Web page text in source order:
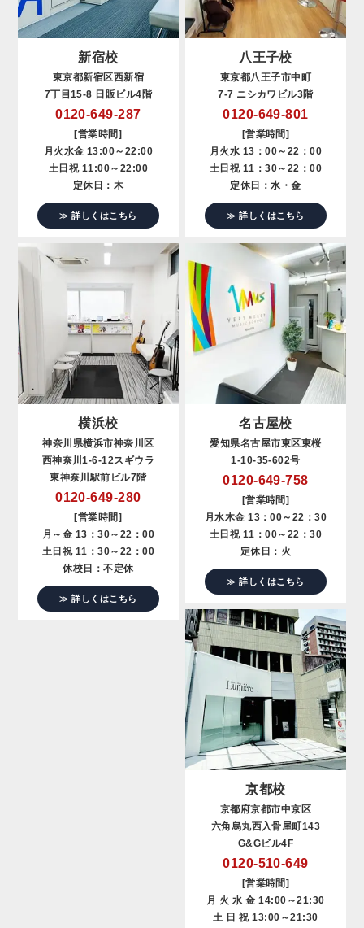
新宿校
東京都新宿区西新宿
7丁目15-8 日販ビル4階
0120-649-287
[営業時間]
月火水金 13:00～22:00
土日祝 11:00～22:00
定休日：木
≫ 詳しくはこちら
八王子校
東京都八王子市中町
7-7 ニシカワビル3階
0120-649-801
[営業時間]
月火水 13：00～22：00
土日祝 11：30～22：00
定休日：水・金
≫ 詳しくはこちら
横浜校
神奈川県横浜市神奈川区
西神奈川1-6-12スギウラ
東神奈川駅前ビル7階
0120-649-280
[営業時間]
月～金 13：30～22：00
土日祝 11：30～22：00
休校日：不定休
≫ 詳しくはこちら
名古屋校
愛知県名古屋市東区東桜
1-10-35-602号
0120-649-758
[営業時間]
月水木金 13：00～22：30
土日祝 11：00～22：30
定休日：火
≫ 詳しくはこちら
京都校
京都府京都市中京区
六角烏丸西入骨屋町143
G&Gビル4F
0120-510-649
[営業時間]
月 火 水 金 14:00～21:30
土 日 祝 13:00～21:30